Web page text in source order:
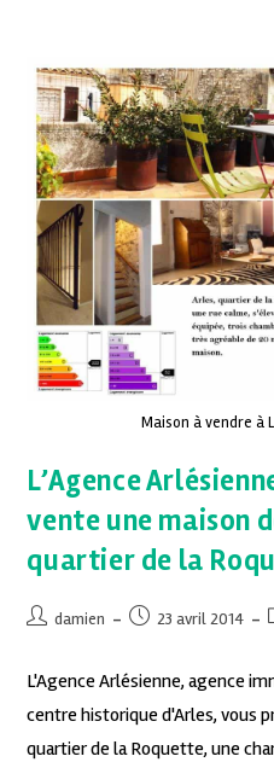
Maison à vendre à
L’Agence
vente une maison
quartier de la
damien 23 avril 2014
L'Agence Arlésienne, agence
centre historique d'Arles, vous
quartier de la Roquette, une